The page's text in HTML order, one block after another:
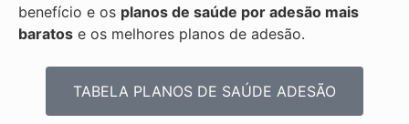
benefício e os planos de saúde por adesão mais
baratos e os melhores planos de adesão.
TABELA PLANOS DE SAÚDE ADESÃO